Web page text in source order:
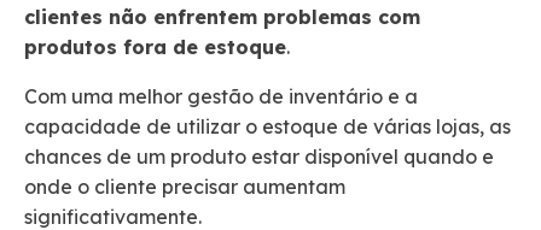
clientes não enfrentem problemas com
produtos fora de estoque.
Com uma melhor gestão de inventário e a
capacidade de utilizar o estoque de várias lojas, as
chances de um produto estar disponível quando e
onde o cliente precisar aumentam
significativamente.